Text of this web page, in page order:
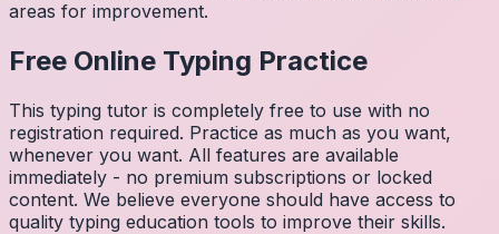
areas for improvement.
Free Online Typing Practice
This typing tutor is completely free to use with no
registration required. Practice as much as you want,
whenever you want. All features are available
immediately - no premium subscriptions or locked
content. We believe everyone should have access to
quality typing education tools to improve their skills.